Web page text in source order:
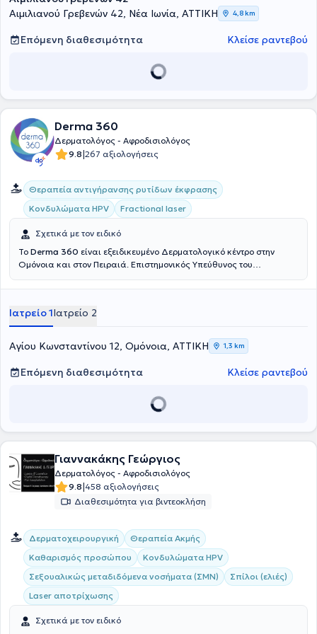
Αθηνών και της Ελληνικής Δερματολογικής & Αφροδισιολογικής
Αιμιλιανού Γρεβενών 42, Νέα Ιωνία, ΑΤΤΙΚΗ
4,8 km
Επόμενη διαθεσιμότητα Κλείσε ραντεβού
Derma 360
Δερματολόγος - Αφροδισιολόγος
9.8|267 αξιολογήσεις
Θεραπεία αντιγήρανσης ρυτίδων έκφρασης
Κονδυλώματα HPV
Fractional laser
Σχετικά με τον ειδικό
Το Derma 360 είναι εξειδικευμένο Δερματολογικό κέντρο στην
Ομόνοια και στον Πειραιά. Επιστημονικός Υπεύθυνος του
Γεώργιος. Διαθέτει αξιόλογη εμπειρία και κατάρτιση έχοντας
κλινική του 401 Γενικού Στρατιωτικού Νοσοκομείου Αθηνών και στη
Γενική κλινική της Cosmoclinic. Στο Derma360 παρέχονται
υπηρεσίες ειδικής και αισθητικής δερματολογίας,
δερματοχειρουργικής και αφροδισιολογίας.
Ιατρείο 1Ιατρείο 2
Αγίου Κωνσταντίνου 12, Ομόνοια, ΑΤΤΙΚΗ 1,3 km
Επόμενη διαθεσιμότητα Κλείσε ραντεβού
Γιαννακάκης Γεώργιος
Δερματολόγος - Αφροδισιολόγος
9.8|458 αξιολογήσεις
Διαθεσιμότητα για βιντεοκλήση
Δερματοχειρουργική
Θεραπεία Ακμής
Καθαρισμός προσώπου
Κονδυλώματα HPV
Σεξουαλικώς μεταδιδόμενα νοσήματα (ΣΜΝ)
Σπίλοι (ελιές)
Laser αποτρίχωσης
Σχετικά με τον ειδικό